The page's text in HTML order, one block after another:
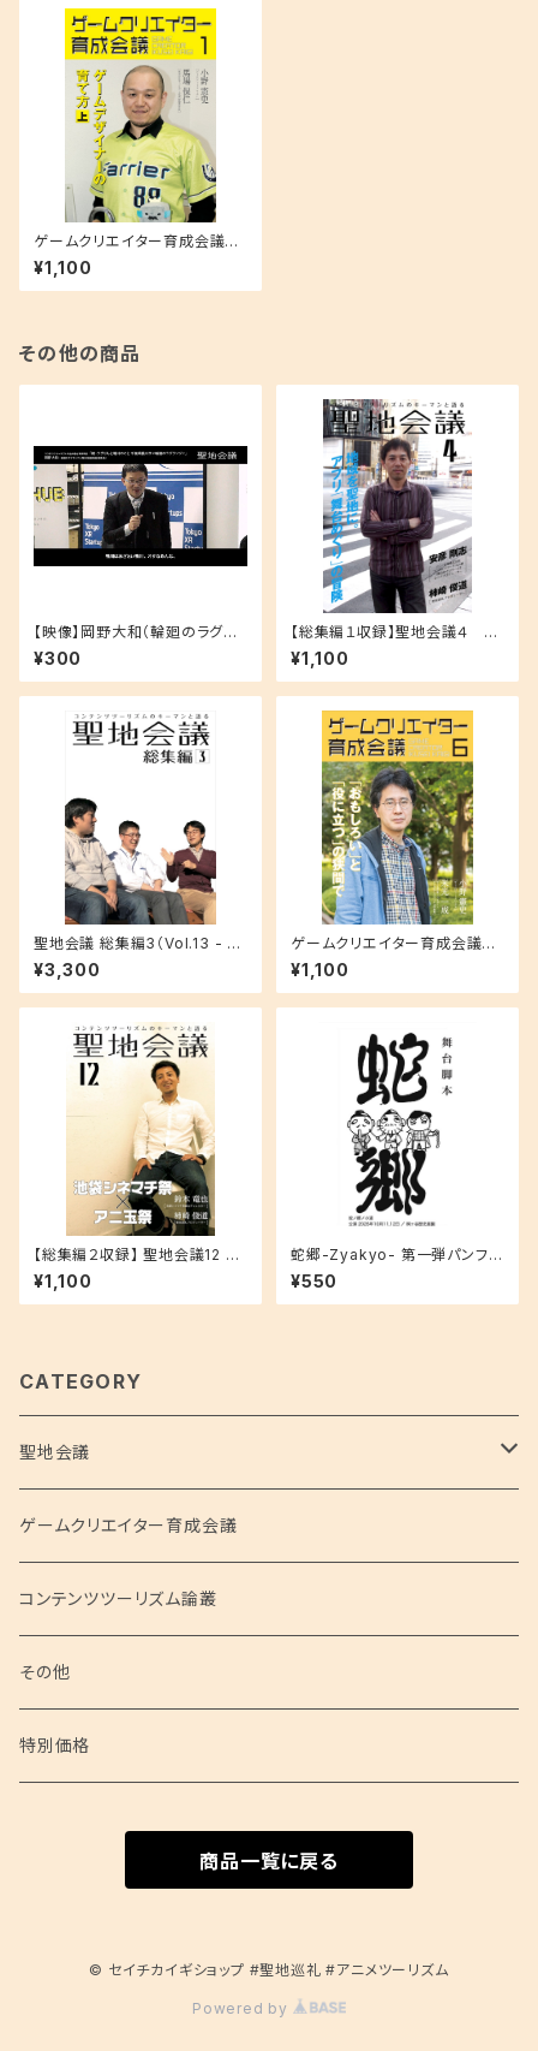
ゲームクリエイター育成会議
１ 馬場保仁（株式会社ファリア
ー代表取締役社長）ゲームデザ
イナーの育て方（上）
¥1,100
その他の商品
【映像】岡野大和（輪廻のラグラ
ンジェ鴨川推進委員会）ラグりん
と鴨川のこと 千葉県鴨川市 ×
輪廻のラグランジェ
¥300
【総集編１収録】聖地会議４ 安
彦剛志（ソニー企業株式会社コ
ンテンツツーリズム課「舞台めぐ
りチーム」シニアプロデューサ
めぐり」の冒険」
¥1,100
聖地会議 総集編3（Vol.13 - 18
収録）
¥3,300
ゲームクリエイター育成会議
６ 米光一成（ゲーム作家）「お
もしろい」と「役に立つ」の狭間
で
¥1,100
【総集編２収録】 聖地会議12 鈴
木竜也 池袋シネマチ祭総合デ
ィレクター「池袋シネマチ祭☓ア
ニ玉祭」
¥1,100
蛇郷-Zyakyo- 第一弾パンフレ
ット
¥550
CATEGORY
聖地会議
聖地会議シリーズ
聖地会議 総集編
聖地会議 映像
ゲームクリエイター育成会議
コンテンツツーリズム論叢
その他
特別価格
商品一覧に戻る
© セイチカイギショップ #聖地巡礼 #アニメツーリズム
Powered by